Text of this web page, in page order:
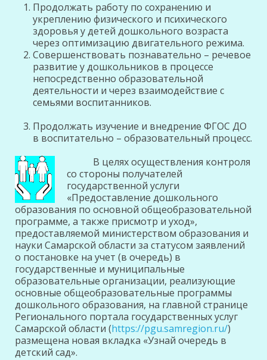
Продолжать работу по сохранению и
укреплению физического и психического
здоровья у детей дошкольного возраста
через оптимизацию двигательного режима.
Совершенствовать познавательно – речевое
развитие у дошкольников в процессе
непосредственно образовательной
деятельности и через взаимодействие с
семьями воспитанников.
Продолжать изучение и внедрение ФГОС ДО
в воспитательно – образовательный процесс.
В целях осуществления контроля
со стороны получателей
государственной услуги
«Предоставление дошкольного
образования по основной общеобразовательной
программе, а также присмотр и уход»,
предоставляемой министерством образования и
науки Самарской области за статусом заявлений
о постановке на учет (в очередь) в
государственные и муниципальные
образовательные организации, реализующие
основные общеобразовательные программы
дошкольного образования, на главной странице
Регионального портала государственных услуг
Самарской области (https://pgu.samregion.ru/)
размещена новая вкладка «Узнай очередь в
детский сад».